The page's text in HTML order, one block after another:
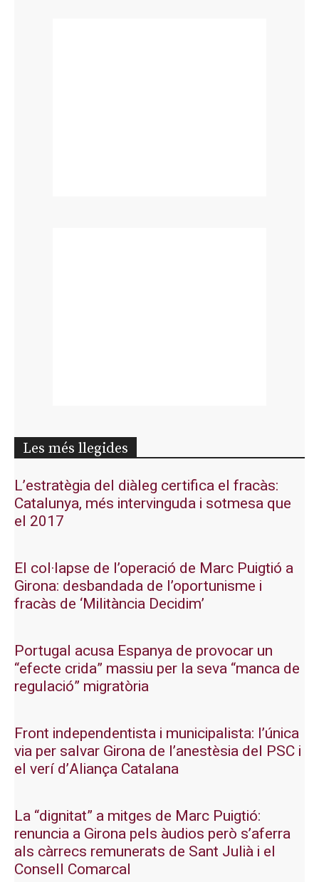
Les més llegides
L’estratègia del diàleg certifica el fracàs:
Catalunya, més intervinguda i sotmesa que
el 2017
El col·lapse de l’operació de Marc Puigtió a
Girona: desbandada de l’oportunisme i
fracàs de ‘Militància Decidim’
Portugal acusa Espanya de provocar un
“efecte crida” massiu per la seva “manca de
regulació” migratòria
Front independentista i municipalista: l’única
via per salvar Girona de l’anestèsia del PSC i
el verí d’Aliança Catalana
La “dignitat” a mitges de Marc Puigtió:
renuncia a Girona pels àudios però s’aferra
als càrrecs remunerats de Sant Julià i el
Consell Comarcal